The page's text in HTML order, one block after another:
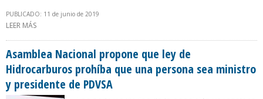
PUBLICADO: 11 de junio de 2019
LEER MÁS
Asamblea Nacional propone que ley de
Hidrocarburos prohíba que una persona sea ministro
y presidente de PDVSA